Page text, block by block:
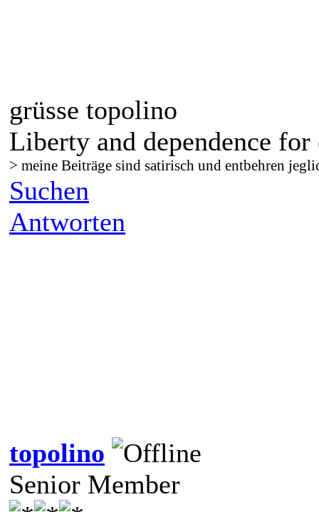
grüsse topolino
Liberty and dependence for
> meine Beiträge sind satirisch und entbehren
Suchen
Antworten
topolino
Senior Member